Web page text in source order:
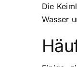
Die
Wasser